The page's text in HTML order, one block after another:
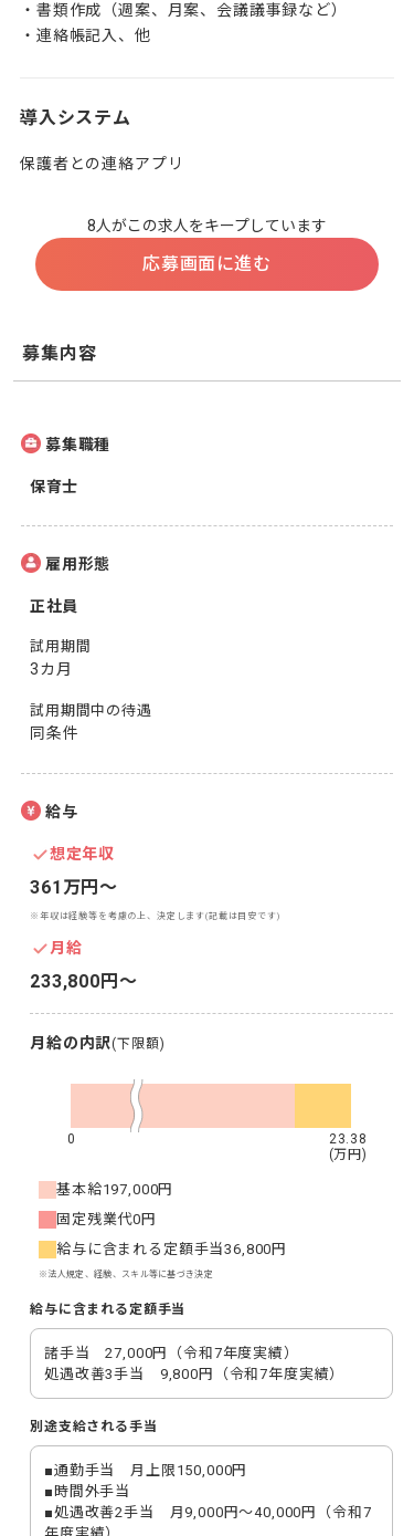
・書類作成（週案、月案、会議議事録など）
・連絡帳記入、他
導入システム
保護者との連絡アプリ
8人がこの求人をキープしています
応募画面に進む
募集内容
募集職種
保育士
雇用形態
正社員
試用期間
3カ月
試用期間中の待遇
同条件
給与
想定年収
361万円〜
※年収は経験等を考慮の上、決定します(記載は目安です)
月給
233,800円〜
月給の内訳 (下限額)
0
23.38
(万円)
基本給197,000円
固定残業代0円
給与に含まれる定額手当36,800円
※法人規定、経験、スキル等に基づき決定
給与に含まれる定額手当
諸手当　27,000円（令和7年度実績）
処遇改善3手当　9,800円（令和7年度実績）
別途支給される手当
■通勤手当　月上限150,000円
■時間外手当
■処遇改善2手当　月9,000円～40,000円（令和7